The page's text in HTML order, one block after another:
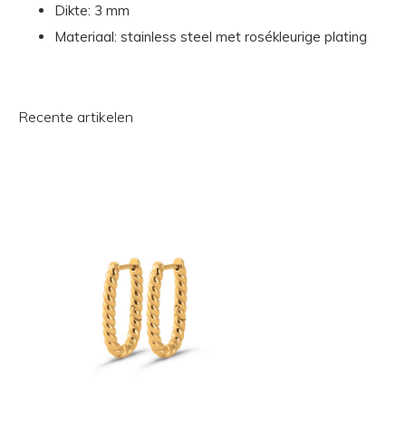
Dikte: 3 mm
Materiaal: stainless steel met rosékleurige plating
Recente artikelen